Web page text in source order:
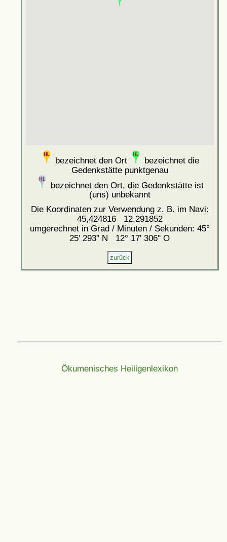
bezeichnet den Ort
bezeichnet die
Gedenkstätte punktgenau
bezeichnet den Ort, die Gedenkstätte ist
(uns) unbekannt
Die Koordinaten zur Verwendung z. B. im Navi:
45,424816 12,291852
umgerechnet in Grad / Minuten / Sekunden: 45°
25' 293'' N 12° 17' 306'' O
Ökumenisches Heiligenlexikon